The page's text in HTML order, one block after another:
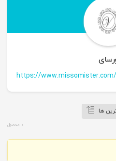
https://
ها
0 محصول